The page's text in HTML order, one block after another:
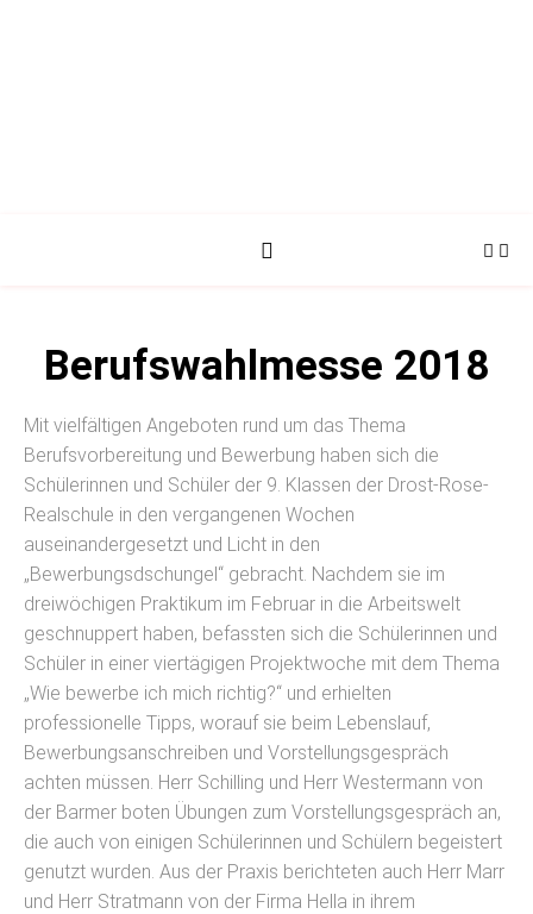
Berufswahlmesse 2018
Mit vielfältigen Angeboten rund um das Thema
Berufsvorbereitung und Bewerbung haben sich die
Schülerinnen und Schüler der 9. Klassen der Drost-Rose-
Realschule in den vergangenen Wochen
auseinandergesetzt und Licht in den
„Bewerbungsdschungel“ gebracht. Nachdem sie im
dreiwöchigen Praktikum im Februar in die Arbeitswelt
geschnuppert haben, befassten sich die Schülerinnen und
Schüler in einer viertägigen Projektwoche mit dem Thema
„Wie bewerbe ich mich richtig?“ und erhielten
professionelle Tipps, worauf sie beim Lebenslauf,
Bewerbungsanschreiben und Vorstellungsgespräch
achten müssen. Herr Schilling und Herr Westermann von
der Barmer boten Übungen zum Vorstellungsgespräch an,
die auch von einigen Schülerinnen und Schülern begeistert
genutzt wurden. Aus der Praxis berichteten auch Herr Marr
und Herr Stratmann von der Firma Hella in ihrem